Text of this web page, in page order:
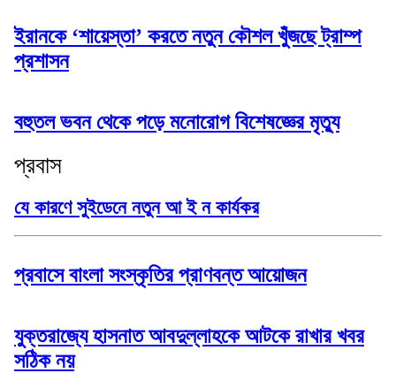
ইরানকে ‘শায়েস্তা’ করতে নতুন কৌশল খুঁজছে ট্রাম্প
প্রশাসন
বহুতল ভবন থেকে পড়ে মনোরোগ বিশেষজ্ঞের মৃত্যু
প্রবাস
যে কারণে সুইডেনে নতুন আ ই ন কার্যকর
প্রবাসে বাংলা সংস্কৃতির প্রাণবন্ত আয়োজন
যুক্তরাজ্যে হাসনাত আবদুল্লাহকে আটকে রাখার খবর
সঠিক নয়